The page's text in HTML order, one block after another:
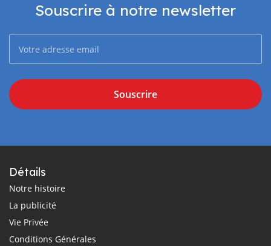
Souscrire à notre newsletter
Souscrire
Détails
Notre histoire
La publicité
Vie Privée
Conditions Générales